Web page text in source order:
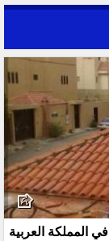
المملكة العربية